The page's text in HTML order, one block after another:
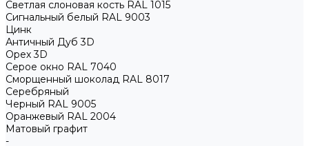
Светлая слоновая кость RAL 1015
Сигнальный белый RAL 9003
Цинк
Античный Дуб 3D
Орех 3D
Серое окно RAL 7040
Сморщенный шоколад RAL 8017
Серебряный
Черный RAL 9005
Оранжевый RAL 2004
Матовый графит
-